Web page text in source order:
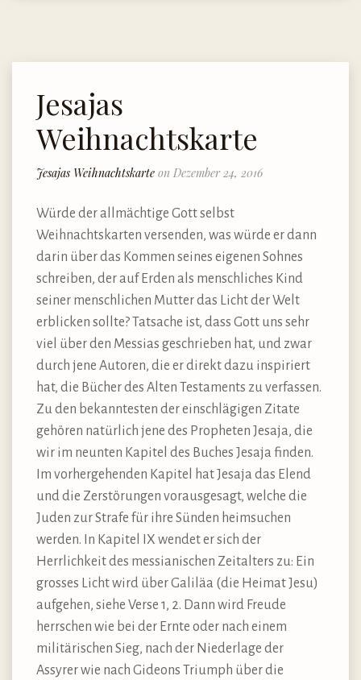
Jesajas
Weihnachtskarte
Jesajas Weihnachtskarte on Dezember 24, 2016
Würde der allmächtige Gott selbst
Weihnachtskarten versenden, was würde er dann
darin über das Kommen seines eigenen Sohnes
schreiben, der auf Erden als menschliches Kind
seiner menschlichen Mutter das Licht der Welt
erblicken sollte? Tatsache ist, dass Gott uns sehr
viel über den Messias geschrieben hat, und zwar
durch jene Autoren, die er direkt dazu inspiriert
hat, die Bücher des Alten Testaments zu verfassen.
Zu den bekanntesten der einschlägigen Zitate
gehören natürlich jene des Propheten Jesaja, die
wir im neunten Kapitel des Buches Jesaja finden.
Im vorhergehenden Kapitel hat Jesaja das Elend
und die Zerstörungen vorausgesagt, welche die
Juden zur Strafe für ihre Sünden heimsuchen
werden. In Kapitel IX wendet er sich der
Herrlichkeit des messianischen Zeitalters zu: Ein
grosses Licht wird über Galiläa (die Heimat Jesu)
aufgehen, siehe Verse 1, 2. Dann wird Freude
herrschen wie bei der Ernte oder nach einem
militärischen Sieg, nach der Niederlage der
Assyrer wie nach Gideons Triumph über die